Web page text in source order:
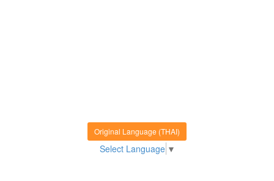
Original Language (THAI)
Select Language ▼